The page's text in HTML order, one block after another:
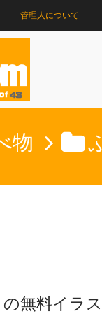
管理人について
物
無料イラ